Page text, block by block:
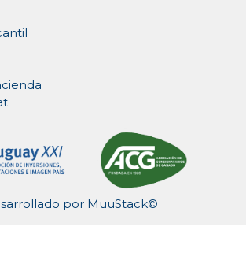
por MuuStack©